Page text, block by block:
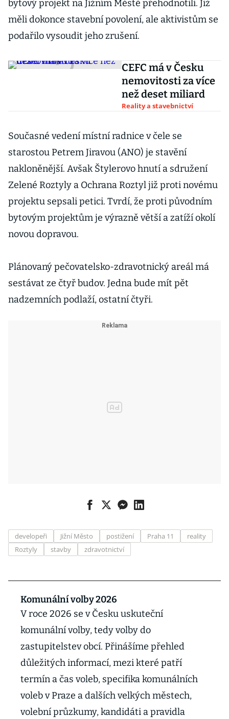
bytový projekt na Jižním Městě přehodnotili. Již
měli dokonce stavební povolení, ale aktivistům se
podařilo vysoudit jeho zrušení.
CEFC má v Česku
nemovitosti za více
než deset miliard
Reality a stavebnictví
Současné vedení místní radnice v čele se
starostou Petrem Jiravou (ANO) je stavění
nakloněnější. Avšak Štylerovo hnutí a sdružení
Zelené Roztyly a Ochrana Roztyl již proti novému
projektu sepsali petici. Tvrdí, že proti původním
bytovým projektům je výrazně větší a zatíží okolí
novou dopravou.
Plánovaný pečovatelsko-zdravotnický areál má
sestávat ze čtyř budov. Jedna bude mít pět
nadzemních podlaží, ostatní čtyři.
developeři Jižní Město postižení Praha 11
reality
Roztyly
stavby zdravotnictví
Komunální volby 2026
V roce 2026 se v Česku uskuteční
komunální volby, tedy volby do
zastupitelstev obcí. Přinášíme přehled
důležitých informací, mezi které patří
termín a čas voleb, specifika komunálních
voleb v Praze a dalších velkých městech,
volební průzkumy, kandidáti a pravidla